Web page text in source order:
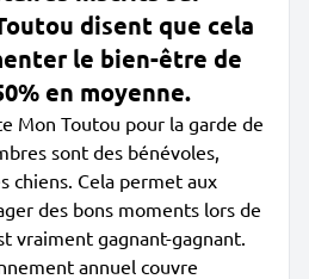
disent que cela
le bien-être de
en moyenne.
Mon Toutou pour la garde de
sont des bénévoles,
chiens. Cela permet aux
des bons moments lors de
vraiment gagnant-gagnant.
annuel couvre